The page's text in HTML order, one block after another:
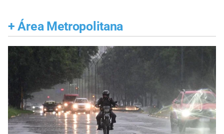
+ Área Metropolitana